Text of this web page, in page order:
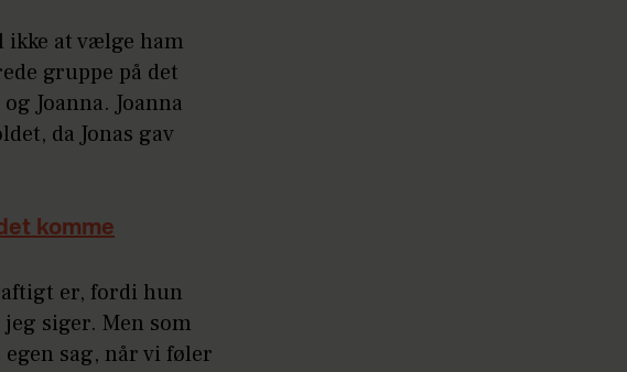
ikke at vælge ham
gruppe på det
Joanna. Joanna
da Jonas gav
komme
er, fordi hun
siger. Men som
sag, når vi føler